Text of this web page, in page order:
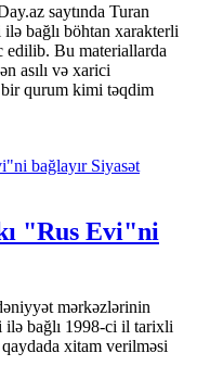
saytında Turan
bağlı böhtan xarakterli
edilib. Bu materiallarda
asılı və xarici
bir qurum kimi təqdim
Siyasət
"Rus Evi"ni
mərkəzlərinin
ilə bağlı 1998-ci il tarixli
xitam verilməsi